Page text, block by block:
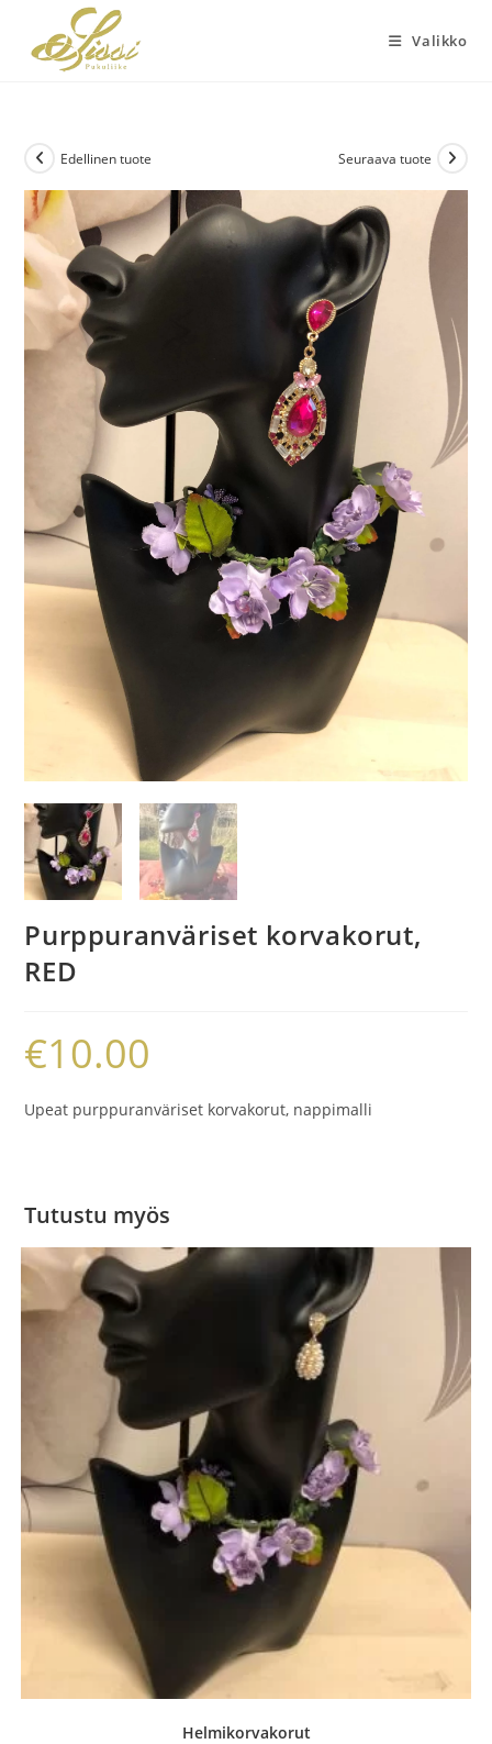
suoraan
sisältöön
Valikko
Edellinen tuote Seuraava tuote
Purppuranväriset korvakorut,
RED
€10.00
Upeat purppuranväriset korvakorut, nappimalli
Tutustu myös
Helmikorvakorut